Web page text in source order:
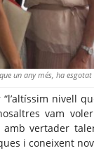
un any més, ha
nivell
vam
vertader
i coneixent